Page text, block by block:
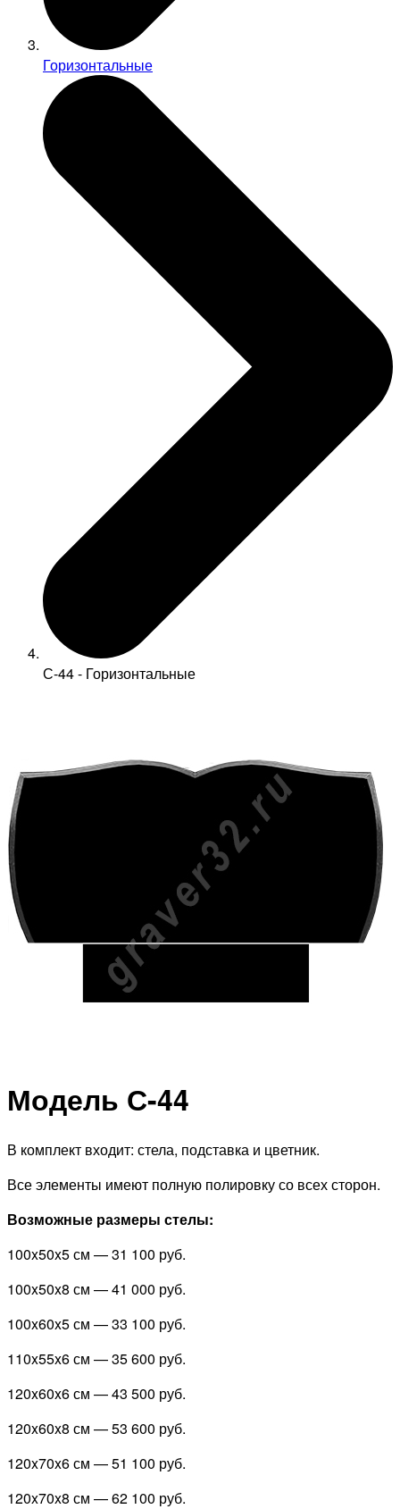
Горизонтальные
С-44 - Горизонтальные
Модель С-44
В комплект входит: стела, подставка и цветник.
Все элементы имеют полную полировку со всех сторон.
Возможные размеры стелы:
100x50x5 см —31 100 руб.
100x50x8 см —41 000 руб.
100x60x5 см —33 100 руб.
110x55x6 см —35 600 руб.
120x60x6 см —43 500 руб.
120x60x8 см —53 600 руб.
120x70x6 см —51 100 руб.
120x70x8 см —62 100 руб.